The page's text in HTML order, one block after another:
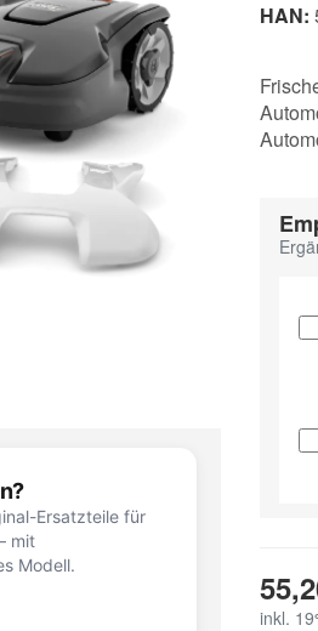
Ersatzteile für
mit
Modell.
HAN:
inkl.